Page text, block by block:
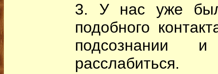
3. У нас уже
подобного
подсознании
расслабиться.